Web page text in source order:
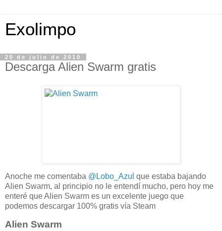
Exolimpo
20 de julio de 2010
Descarga Alien Swarm gratis
Anoche me comentaba @Lobo_Azul que estaba bajando
Alien Swarm, al principio no le entendí mucho, pero hoy me
enteré que Alien Swarm es un excelente juego que
podemos descargar 100% gratis vía Steam
Alien Swarm